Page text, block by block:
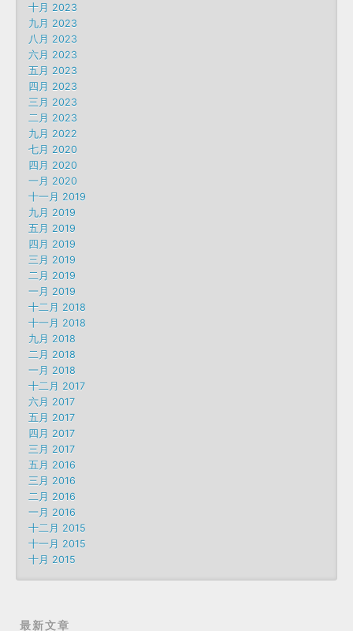
十月 2023
九月 2023
八月 2023
六月 2023
五月 2023
四月 2023
三月 2023
二月 2023
九月 2022
七月 2020
四月 2020
一月 2020
十一月 2019
九月 2019
五月 2019
四月 2019
三月 2019
二月 2019
一月 2019
十二月 2018
十一月 2018
九月 2018
二月 2018
一月 2018
十二月 2017
六月 2017
五月 2017
四月 2017
三月 2017
五月 2016
三月 2016
二月 2016
一月 2016
十二月 2015
十一月 2015
十月 2015
最新文章